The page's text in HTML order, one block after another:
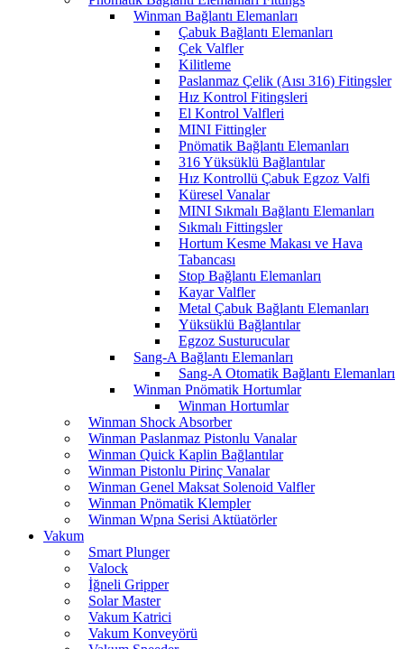
Winman Bağlantı Elemanları
Çabuk Bağlantı Elemanları
Çek Valfler
Kilitleme
Paslanmaz Çelik (Aısı 316) Fitingsler
Hız Kontrol Fitingsleri
El Kontrol Valfleri
MINI Fittingler
Pnömatik Bağlantı Elemanları
316 Yüksüklü Bağlantılar
Hız Kontrollü Çabuk Egzoz Valfi
Küresel Vanalar
MINI Sıkmalı Bağlantı Elemanları
Sıkmalı Fittingsler
Hortum Kesme Makası ve Hava
Tabancası
Stop Bağlantı Elemanları
Kayar Valfler
Metal Çabuk Bağlantı Elemanları
Yüksüklü Bağlantılar
Egzoz Susturucular
Sang-A Bağlantı Elemanları
Sang-A Otomatik Bağlantı Elemanları
Winman Pnömatik Hortumlar
Winman Hortumlar
Winman Shock Absorber
Winman Paslanmaz Pistonlu Vanalar
Winman Quick Kaplin Bağlantılar
Winman Pistonlu Pirinç Vanalar
Winman Genel Maksat Solenoid Valfler
Winman Pnömatik Klempler
Winman Wpna Serisi Aktüatörler
Vakum
Smart Plunger
Valock
İğneli Gripper
Solar Master
Vakum Katrici
Vakum Konveyörü